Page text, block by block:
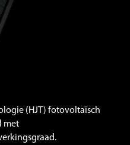
(HJT) fotovoltaïsch
met